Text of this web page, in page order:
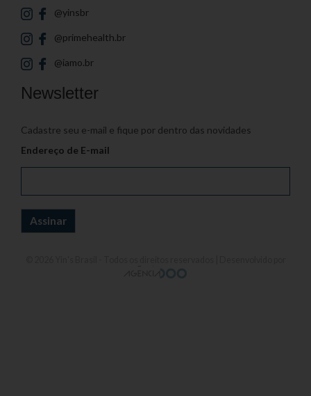
@yinsbr
@primehealth.br
@iamo.br
Newsletter
Cadastre seu e-mail e fique por dentro das novidades
Endereço de E-mail